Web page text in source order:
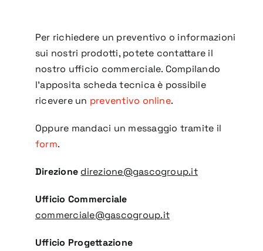
Per richiedere un preventivo o informazioni
sui nostri prodotti, potete contattare il
nostro ufficio commerciale. Compilando
l’apposita scheda tecnica è possibile
ricevere un preventivo online.
Oppure mandaci un messaggio tramite il
form.
Direzione direzione@gascogroup.it
Ufficio Commerciale
commerciale@gascogroup.it
Ufficio Progettazione